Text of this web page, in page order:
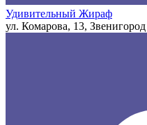
Удивительный Жираф
ул. Комарова, 13, Звенигород